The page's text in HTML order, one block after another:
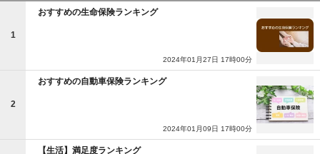
1
おすすめの生命保険ランキング
2024年01月27日 17時00分
2
おすすめの自動車保険ランキング
2024年01月09日 17時00分
【生活】満足度ランキング